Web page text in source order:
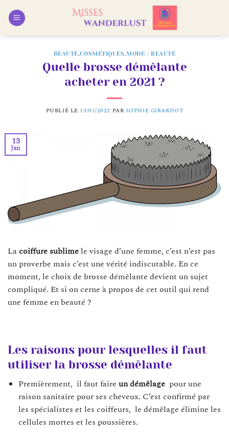
BEAUTÉ,COSMÉTIQUES,MODE / BEAUTÉ
Quelle brosse démêlante
acheter en 2021 ?
PUBLIÉ LE 13/01/2022 PAR SOPHIE GIRARDOT
13
Jan
Lacoiffure sublime le visage d’une femme, c’est n’est pas
un proverbe mais c’est une vérité indiscutable. En ce
moment, le choix de brosse démêlante devient un sujet
compliqué. Et si on cerne à propos de cet outil qui rend
une femme en beauté ?
Les raisons pour lesquelles il faut
utiliser la brosse démêlante
Premièrement, il faut faire un démêlage pour une
raison sanitaire pour ses cheveux. C’est confirmé par
les spécialistes et les coiffeurs, le démêlage élimine les
cellules mortes et les poussières.